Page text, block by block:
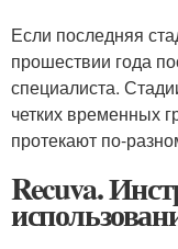
Если последняя
прошествии года
специалиста.
четких временных
протекают по-
Recuva.